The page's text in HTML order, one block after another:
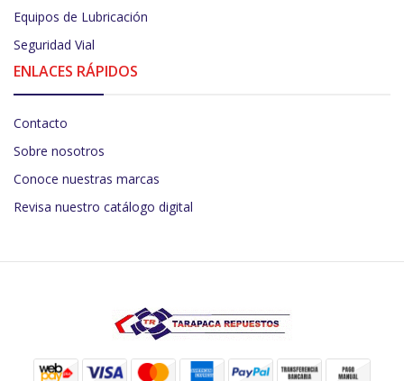
Equipos de Lubricación
Seguridad Vial
ENLACES RÁPIDOS
Contacto
Sobre nosotros
Conoce nuestras marcas
Revisa nuestro catálogo digital